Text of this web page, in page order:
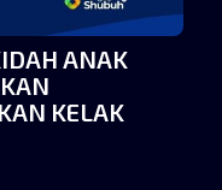
ANAK
KELAK